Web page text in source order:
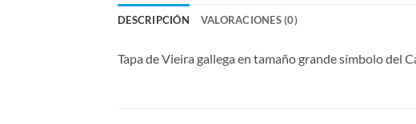
DESCRIPCIÓN VALORACIONES (0)
Tapa de Vieira gallega en tamaño grande símbolo del